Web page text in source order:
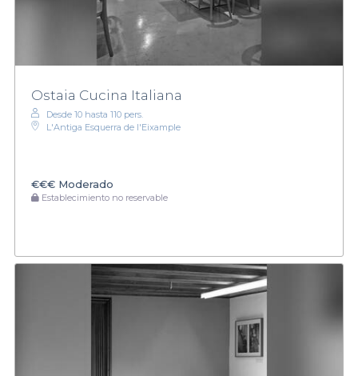
Ostaia Cucina Italiana
Desde 10 hasta 110 pers.
L'Antiga Esquerra de l'Eixample
€€€ Moderado
Establecimiento no reservable